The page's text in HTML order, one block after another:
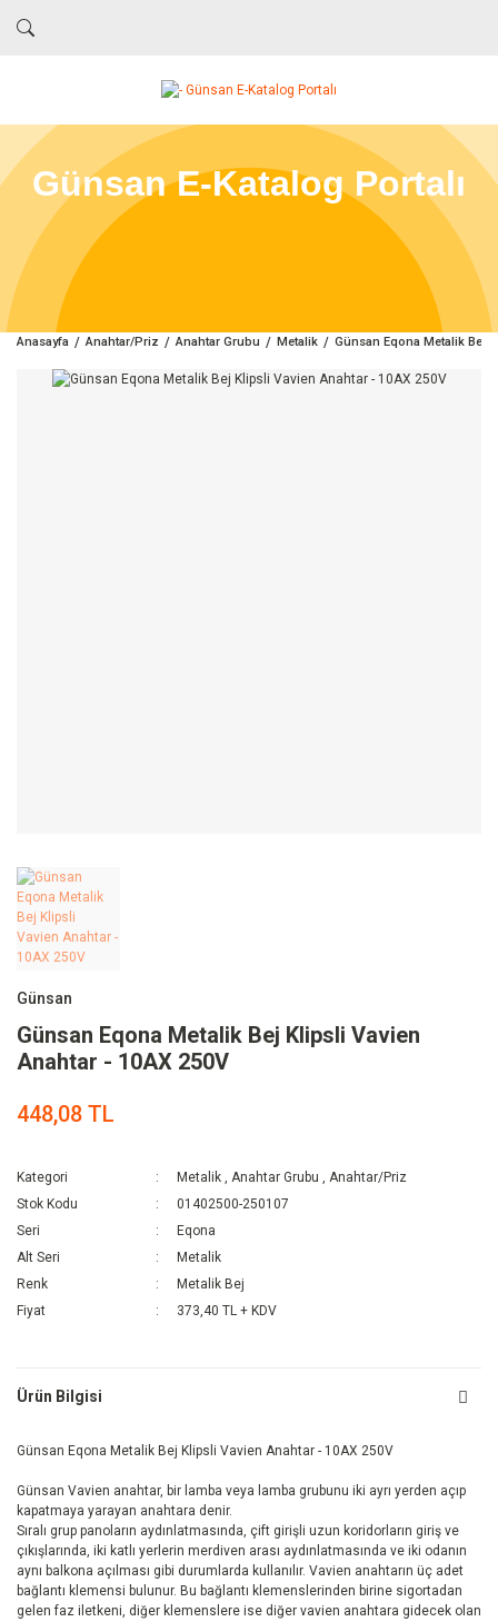
Günsan E-Katalog Portalı
Anasayfa Anahtar/Priz Anahtar Grubu Metalik Günsan Eqona Metalik Bej
Günsan
Günsan Eqona Metalik Bej Klipsli Vavien
Anahtar - 10AX 250V
448,08 TL
Kategori Metalik ,Anahtar Grubu ,Anahtar/Priz
Stok Kodu
01402500-250107
Seri
Eqona
Alt Seri
Metalik
Renk
Metalik Bej
Fiyat
373,40 TL + KDV
Ürün Bilgisi
Günsan Eqona Metalik Bej Klipsli Vavien Anahtar - 10AX 250V
Günsan Vavien anahtar, bir lamba veya lamba grubunu iki ayrı yerden açıp
kapatmaya yarayan anahtara denir.
Sıralı grup panoların aydınlatmasında, çift girişli uzun koridorların giriş ve
çıkışlarında, iki katlı yerlerin merdiven arası aydınlatmasında ve iki odanın
aynı balkona açılması gibi durumlarda kullanılır. Vavien anahtarın üç adet
bağlantı klemensi bulunur. Bu bağlantı klemenslerinden birine sigortadan
gelen faz iletkeni, diğer klemenslere ise diğer vavien anahtara gidecek olan